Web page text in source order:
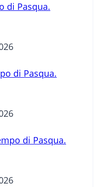
di Pasqua.
di Pasqua.
di Pasqua.